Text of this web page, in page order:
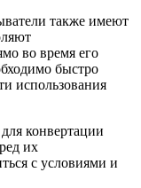
также имеют
во время его
быстро
использования
конвертации
их
с условиями и